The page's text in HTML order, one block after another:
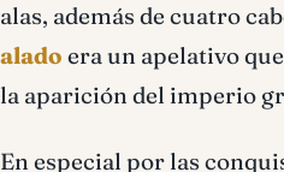
alas, además de cuatro
alado era un apelativo
la aparición del imperio
En especial por las